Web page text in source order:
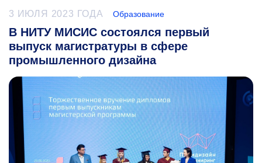
3 ИЮЛЯ 2023 ГОДА Образование
В НИТУ МИСИС состоялся первый
выпуск магистратуры в сфере
промышленного дизайна